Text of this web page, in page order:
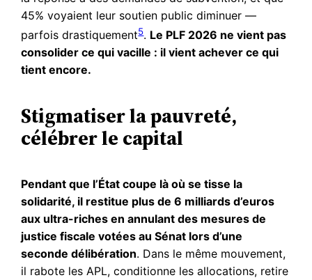
45% voyaient leur soutien public diminuer —
parfois drastiquement5. Le PLF 2026 ne vient pas
consolider ce qui vacille : il vient achever ce qui
tient encore.
Stigmatiser la pauvreté,
célébrer le capital
Pendant que l’État coupe là où se tisse la
solidarité, il restitue plus de 6 milliards d’euros
aux ultra-riches en annulant des mesures de
justice fiscale votées au Sénat lors d’une
seconde délibération. Dans le même mouvement,
il rabote les APL, conditionne les allocations, retire